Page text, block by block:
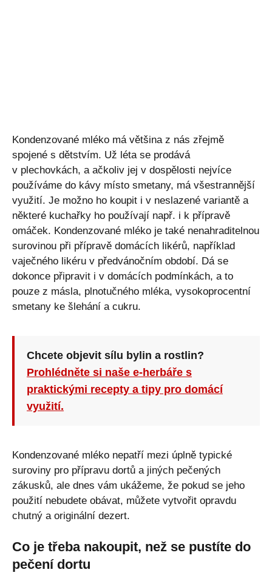
Kondenzované mléko má většina z nás zřejmě
spojené s dětstvím. Už léta se prodává
v plechovkách, a ačkoliv jej v dospělosti nejvíce
používáme do kávy místo smetany, má všestrannější
využití. Je možno ho koupit i v neslazené variantě a
některé kuchařky ho používají např. i k přípravě
omáček. Kondenzované mléko je také nenahraditelnou
surovinou při přípravě domácích likérů, například
vaječného likéru v předvánočním období. Dá se
dokonce připravit i v domácích podmínkách, a to
pouze z másla, plnotučného mléka, vysokoprocentní
smetany ke šlehání a cukru.
Chcete objevit sílu bylin a rostlin?
Prohlédněte si naše e-herbáře s
praktickými recepty a tipy pro domácí
využití.
Kondenzované mléko nepatří mezi úplně typické
suroviny pro přípravu dortů a jiných pečených
zákusků, ale dnes vám ukážeme, že pokud se jeho
použití nebudete obávat, můžete vytvořit opravdu
chutný a originální dezert.
Co je třeba nakoupit, než se pustíte do
pečení dortu